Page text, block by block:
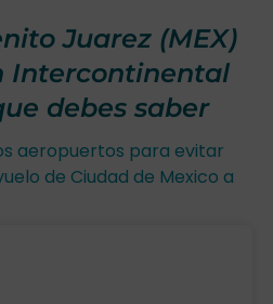
Juarez (MEX)
Intercontinental
debes saber
aeropuertos para evitar
de Ciudad de Mexico a